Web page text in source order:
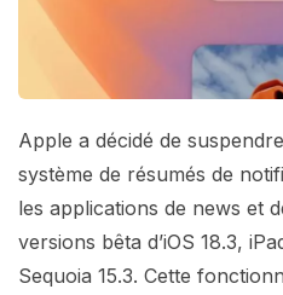
Apple a décidé de
système de résumés de
les applications de news et
versions bêta d’iOS 18.3,
Sequoia 15.3. Cette